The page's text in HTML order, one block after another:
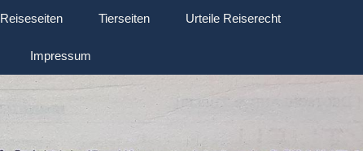
Reiseseiten Tierseiten Urteile Reiserecht
Impressum